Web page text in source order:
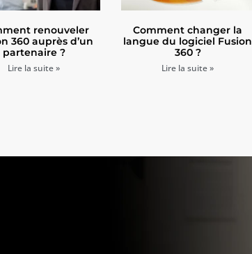
renouveler
360 auprès d’un
partenaire ?
Lire la suite »
Comment changer la
langue du logiciel Fusion
360 ?
Lire la suite »